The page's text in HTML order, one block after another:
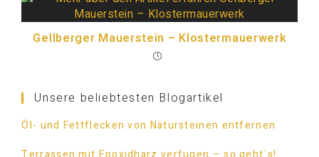
Gellberger Mauerstein – Klostermauerwerk
Unsere beliebtesten Blogartikel
Öl- und Fettflecken von Natursteinen entfernen